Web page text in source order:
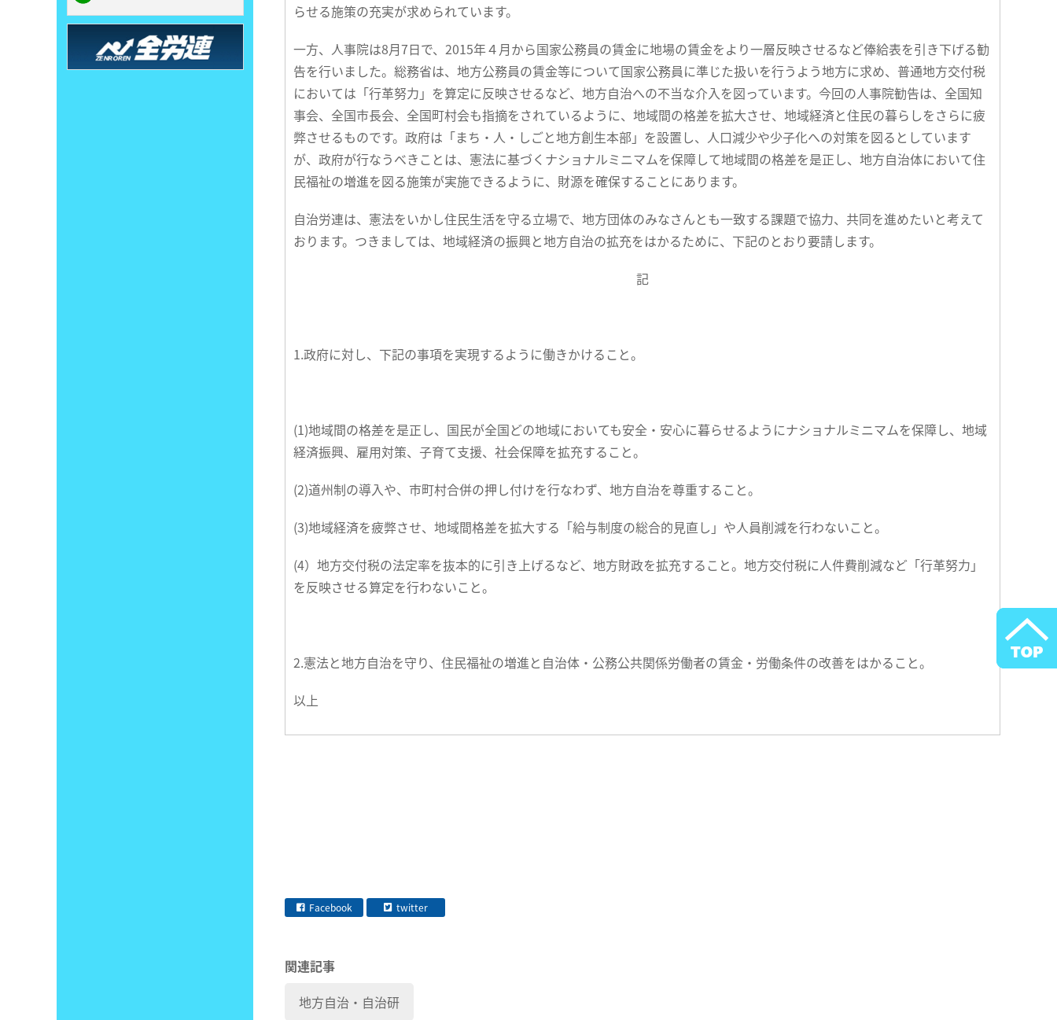
らせる施策の充実が求められています。
一方、人事院は8月7日で、2015年４月から国家公務員の賃金に地場の賃金をより一層反映させるなど俸給表を引き下げる勧
告を行いました。総務省は、地方公務員の賃金等について国家公務員に準じた扱いを行うよう地方に求め、普通地方交付税
においては「行革努力」を算定に反映させるなど、地方自治への不当な介入を図っています。今回の人事院勧告は、全国知
事会、全国市長会、全国町村会も指摘をされているように、地域間の格差を拡大させ、地域経済と住民の暮らしをさらに疲
弊させるものです。政府は「まち・人・しごと地方創生本部」を設置し、人口減少や少子化への対策を図るとしています
が、政府が行なうべきことは、憲法に基づくナショナルミニマムを保障して地域間の格差を是正し、地方自治体において住
民福祉の増進を図る施策が実施できるように、財源を確保することにあります。
自治労連は、憲法をいかし住民生活を守る立場で、地方団体のみなさんとも一致する課題で協力、共同を進めたいと考えて
おります。つきましては、地域経済の振興と地方自治の拡充をはかるために、下記のとおり要請します。
記
1.政府に対し、下記の事項を実現するように働きかけること。
(1)地域間の格差を是正し、国民が全国どの地域においても安全・安心に暮らせるようにナショナルミニマムを保障し、地域
経済振興、雇用対策、子育て支援、社会保障を拡充すること。
(2)道州制の導入や、市町村合併の押し付けを行なわず、地方自治を尊重すること。
(3)地域経済を疲弊させ、地域間格差を拡大する「給与制度の総合的見直し」や人員削減を行わないこと。
(4）地方交付税の法定率を抜本的に引き上げるなど、地方財政を拡充すること。地方交付税に人件費削減など「行革努力」
を反映させる算定を行わないこと。
2.憲法と地方自治を守り、住民福祉の増進と自治体・公務公共関係労働者の賃金・労働条件の改善をはかること。
以上
Facebook twitter
関連記事
地方自治・自治研